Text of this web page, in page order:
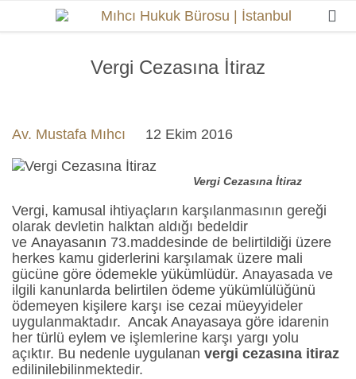

Vergi Cezasına İtiraz
Av. Mustafa Mıhcı 12 Ekim 2016
Vergi Cezasına İtiraz
Vergi, kamusal ihtiyaçların karşılanmasının gereği
olarak devletin halktan aldığı bedeldir
ve Anayasanın 73.maddesinde de belirtildiği üzere
herkes kamu giderlerini karşılamak üzere mali
gücüne göre ödemekle yükümlüdür. Anayasada ve
ilgili kanunlarda belirtilen ödeme yükümlülüğünü
ödemeyen kişilere karşı ise cezai müeyyideler
uygulanmaktadır. Ancak Anayasaya göre idarenin
her türlü eylem ve işlemlerine karşı yargı yolu
açıktır. Bu nedenle uygulanan vergi cezasına itiraz
edilinilebilinmektedir.